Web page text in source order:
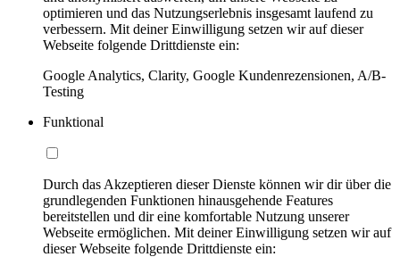
optimieren und das Nutzungserlebnis insgesamt laufend zu
verbessern. Mit deiner Einwilligung setzen wir auf dieser
Webseite folgende Drittdienste ein:
Google Analytics, Clarity, Google Kundenrezensionen, A/B-
Testing
Funktional
Durch das Akzeptieren dieser Dienste können wir dir über die
grundlegenden Funktionen hinausgehende Features
bereitstellen und dir eine komfortable Nutzung unserer
Webseite ermöglichen. Mit deiner Einwilligung setzen wir auf
dieser Webseite folgende Drittdienste ein: